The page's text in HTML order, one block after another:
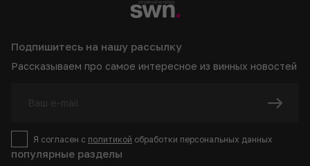
популярные разделы
Подпишитесь на нашу рассылку
Рассказываем про самое интересное из винных новостей
Я согласен с политикой обработки персональных данных